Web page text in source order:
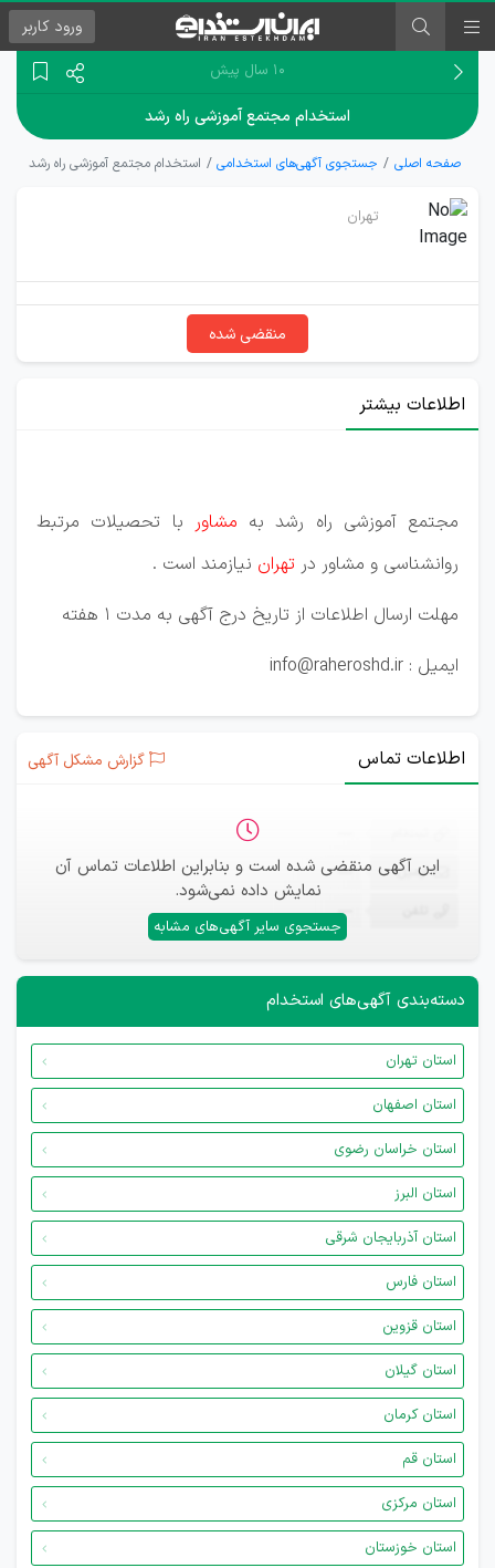
ورود کاربر
۱۰ سال پیش
استخدام مجتمع آموزشی راه رشد
صفحه اصلی جستجوی آگهی‌های استخدامی استخدام مجتمع آموزشی راه رشد
تهران
منقضی شده
اطلاعات بیشتر
مجتمع آموزشی راه رشد به مشاور با تحصیلات مرتبط
روانشناسی و مشاور در تهران نیازمند است .
مهلت ارسال اطلاعات از تاریخ درج آگهی به مدت 1 هفته
ایمیل : info@raheroshd.ir
اطلاعات تماس گزارش مشکل آگهی
این آگهی منقضی شده است و بنابراین اطلاعات تماس آن
نمایش داده نمی‌شود.
جستجوی سایر آگهی‌های مشابه
ایمیل —
—
دسته‌بندی آگهی‌های استخدام
استان تهران
استان اصفهان
استان خراسان رضوی
استان البرز
استان آذربایجان شرقی
استان فارس
استان قزوین
استان گیلان
استان کرمان
استان قم
استان مرکزی
استان خوزستان